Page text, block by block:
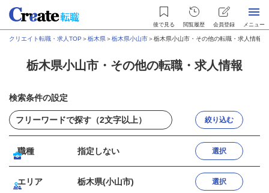
後で見る 閲覧履歴 会員登録 メニュー
クリエイト転職・求人TOP ＞栃木県＞栃木県小山市＞栃木県小山市・その他の転職・求人情報
栃木県小山市・その他の転職・求人情報
検索条件の設定
絞り込む
職種 指定しない 選択
エリア 栃木県(小山市) 選択